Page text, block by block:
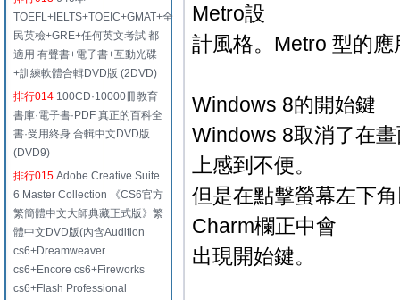
TOEFL+IELTS+TOEIC+GMAT+全
民英檢+GRE+任何英文考試 都
適用 有聲書+電子書+互動光碟
+訓練軟體合輯DVD版 (2DVD)
排行014 100CD·10000冊教育
書庫·電子書·PDF 真正的百科全
書·受用終身 合輯中文DVD版
(DVD9)
排行015 Adobe Creative Suite
6 Master Collection 《CS6官方
繁簡體中文大師典藏正式版》繁
體中文DVD版(內含Audition
cs6+Dreamweaver
cs6+Encore cs6+Fireworks
cs6+Flash Professional
Metro設
計風格。Metro 型的
Windows 8的開始鍵
Windows 8取消了在
上感到不便。
但是在點擊螢幕左下
Charm欄正中會
出現開始鍵。